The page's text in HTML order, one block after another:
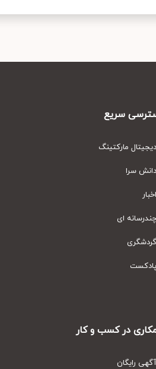
سریع
مارکتینگ
سرا
ای
در کسب و کار
رایگان